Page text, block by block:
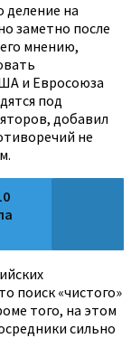
деление на
заметно после
мнению,
и Евросоюза
под
добавил
не
поиск «чистого»
того, на этом
сильно